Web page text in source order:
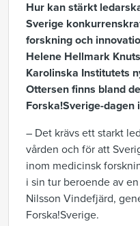
Hur kan stärkt
Sverige
forskning och
Helene Hellmark
Karolinska Institutets
Ottersen finns bland
Forska!Sverige-dagen
– Det krävs ett starkt
vården och för att
inom medicinsk
i sin tur beroende av
Nilsson Vindefjärd,
Forska!Sverige.